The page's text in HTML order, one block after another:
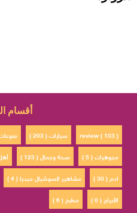
أقسام
منوعات ( سيارات ( 203 )
review ( 103 )
أهل صحة وجمال ( 123 )
مجوهرات ( 5 )
مشاهير السوشيال ميديا ( 4 )
ادم ( 30 )
مطبخ ( 6 )
الأبراج ( 0 )